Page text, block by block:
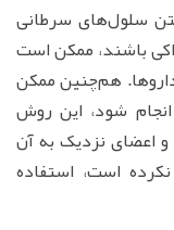
سلول‌های سرطانی
باشند، ممکن است
هم‌چنین ممکن
شود، این روش
و اعضای نزدیک به آن
است، استفاده